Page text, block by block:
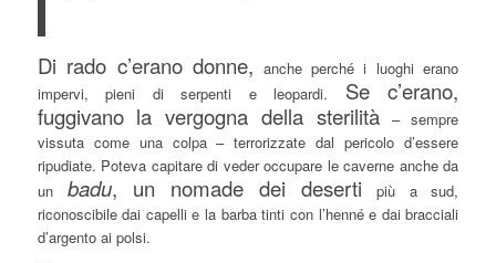
Di rado c’erano donne, anche perché i luoghi erano
impervi, pieni di serpenti e leopardi. Se c’erano,
fuggivano la vergogna della sterilità– sempre
vissuta come una colpa – terrorizzate dal pericolo d’essere
ripudiate. Poteva capitare di veder occupare le caverne anche da
unbadu, un nomade dei deserti più a sud,
riconoscibile dai capelli e la barba tinti con l’henné e dai bracciali
d’argento ai polsi.